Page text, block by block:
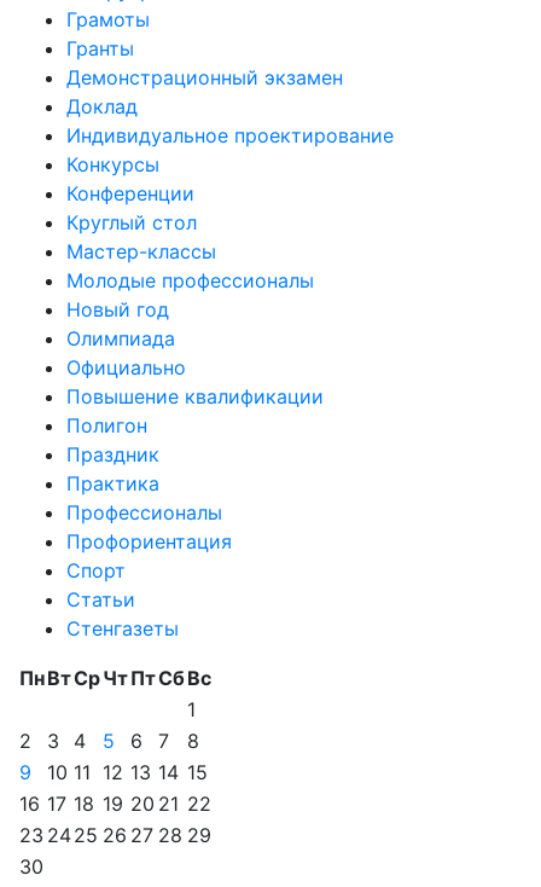
Грамоты
Гранты
Демонстрационный экзамен
Доклад
Индивидуальное проектирование
Конкурсы
Конференции
Круглый стол
Мастер-классы
Молодые профессионалы
Новый год
Олимпиада
Официально
Повышение квалификации
Полигон
Праздник
Практика
Профессионалы
Профориентация
Спорт
Статьи
Стенгазеты
ПнВтСрЧтПтСбВс
1
2
3 4 5 6 7
8
9
10 11 12 13 14 15
16 17 18 19 20 21 22
23 2425 26 27 28 29
30